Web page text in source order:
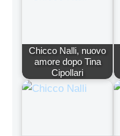
Chicco Nalli, nuovo
amore dopo Tina
Cipollari